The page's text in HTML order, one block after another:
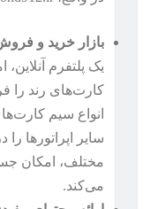
بازار خرید و
یک پلتفرم
کارت‌های رند را
سایر اپراتورها
مختلف، امکان
می‌کند.